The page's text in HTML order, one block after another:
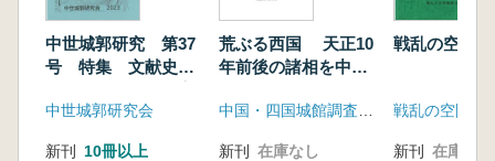
中世城郭研究 第37
号 特集 文献史料
態
中世城郭研究会
新刊 10冊以上
荒ぶる西国 天正10
年前後の諸相を中心
新刊 在庫なし
戦乱の空間
戦乱の空間編
新刊 在庫なし